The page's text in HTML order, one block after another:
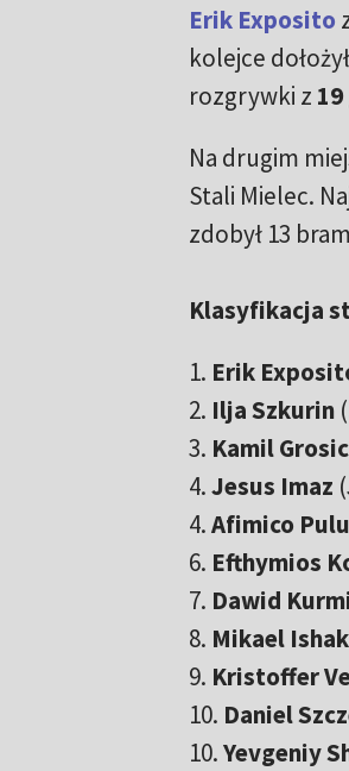
Erik Exposito
kolejce
rozgrywki z
Na drugim
Stali Mielec.
zdobył 13
Klasyfikacja
1. Erik
2. Ilja Szkurin
3. Kamil
4.Jesus Imaz
4.Afimico
6. Efthymios
7. Dawid
8. Mikael Ishak
9. Kristoffer
10. Daniel
10.Yevgeniy